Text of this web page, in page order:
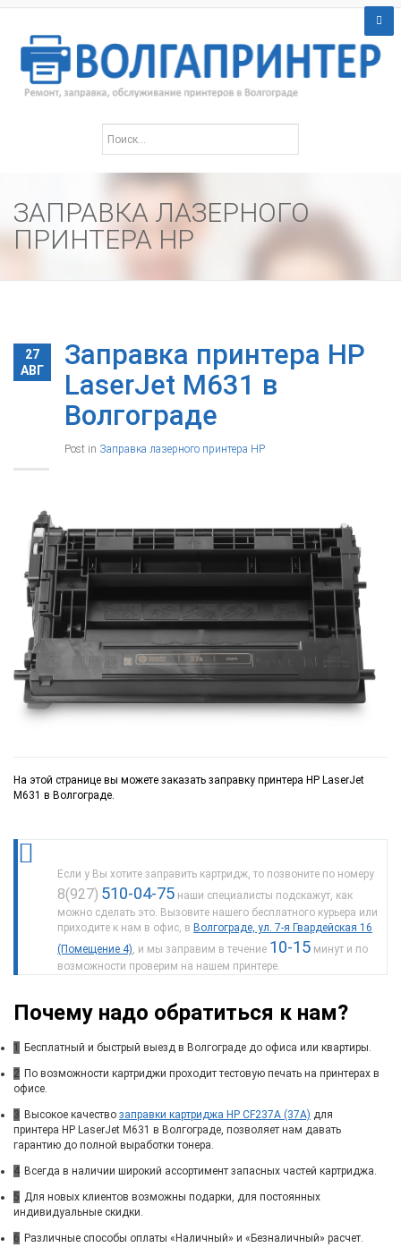
ЗАПРАВКА ЛАЗЕРНОГО
ПРИНТЕРА HP
27
АВГ
Заправка принтера HP
LaserJet M631 в
Волгограде
Post in Заправка лазерного принтера HP
На этой странице вы можете заказать заправку принтера HP LaserJet
M631 в Волгограде.
Если у Вы хотите заправить картридж, то позвоните по номеру
8(927) 510-04-75 наши специалисты подскажут, как
можно сделать это. Вызовите нашего бесплатного курьера или
приходите к нам в офис, в Волгограде, ул. 7-я Гвардейская 16
(Помещение 4) , и мы заправим в течение 10-15 минут и по
возможности проверим на нашем принтере.
Почему надо обратиться к нам?
1 Бесплатный и быстрый выезд в Волгограде до офиса или квартиры.
2 По возможности картриджи проходит тестовую печать на принтерах в
офисе.
3 Высокое качество заправки картриджа HP CF237A (37A) для
принтера HP LaserJet M631 в Волгограде, позволяет нам давать
гарантию до полной выработки тонера.
4 Всегда в наличии широкий ассортимент запасных частей картриджа.
5 Для новых клиентов возможны подарки, для постоянных
индивидуальные скидки.
6 Различные способы оплаты «Наличный» и «Безналичный» расчет.